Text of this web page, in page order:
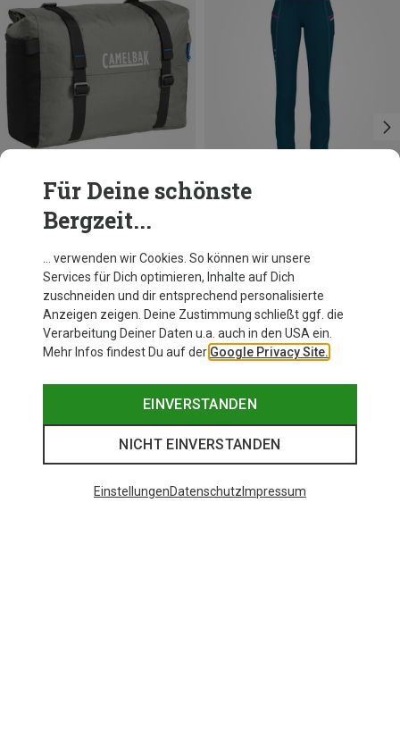
Du sparst 20%
Für Deine schönste
Bergzeit...
… verwenden wir Cookies. So können wir unsere
Services für Dich optimieren, Inhalte auf Dich
zuschneiden und dir entsprechend personalisierte
Anzeigen zeigen. Deine Zustimmung schließt ggf. die
Verarbeitung Deiner Daten u.a. auch in den USA ein.
Mehr Infos findest Du auf der Google Privacy Site.
EINVERSTANDEN
NICHT EINVERSTANDEN
EinstellungenDatenschutz Impressum